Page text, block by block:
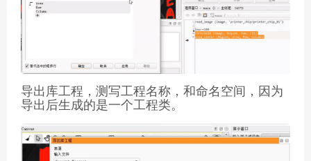
导出库工程，测写工程名称，和命名空间，因为
导出后生成的是一个工程类。